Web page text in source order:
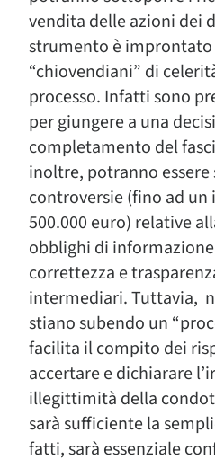
vendita delle azioni dei
strumento è improntato
“chiovendiani” di
processo. Infatti sono
per giungere a una
completamento del
inoltre, potranno
controversie (fino ad
500.000 euro) relative
obblighi di
correttezza e
intermediari. Tuttavia,
stiano subendo un
facilita il compito dei
accertare e dichiarare
illegittimità della
sarà sufficiente la
fatti, sarà essenziale